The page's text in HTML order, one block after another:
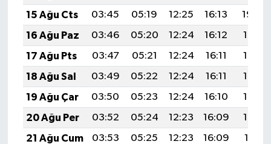
15 Ağu Cts
03:45 05:19 12:25 16:13
19:20
16 Ağu Paz
03:46 05:20 12:24 16:12
19:18
17 Ağu Pts
03:47 05:21 12:24 16:11
19:17
18 Ağu Sal
03:49 05:22 12:24 16:11
19:16
19 Ağu Çar
03:50 05:23 12:24 16:10
19:14
20 Ağu Per
03:52 05:24 12:23 16:09
19:13
21 Ağu Cum
03:53 05:25 12:23 16:09
19:11